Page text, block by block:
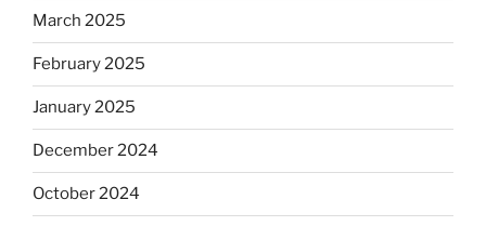
March 2025
February 2025
January 2025
December 2024
October 2024